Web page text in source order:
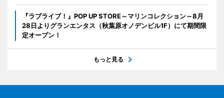
『ラブライブ！』POP UP STORE～マリンコレクション～8月
28日よりグランエンタス（秋葉原オノデンビル1F）にて期間限
定オープン！
もっと見る